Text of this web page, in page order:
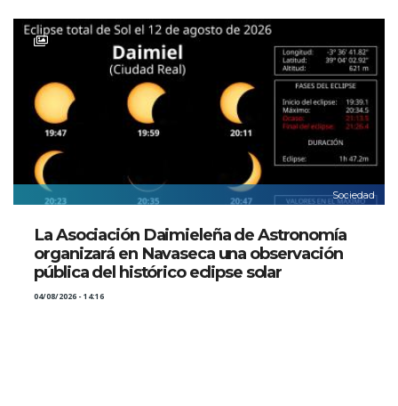
Sociedad
La Asociación Daimieleña de Astronomía
organizará en Navaseca una observación
pública del histórico eclipse solar
04/08/2026 - 14:16